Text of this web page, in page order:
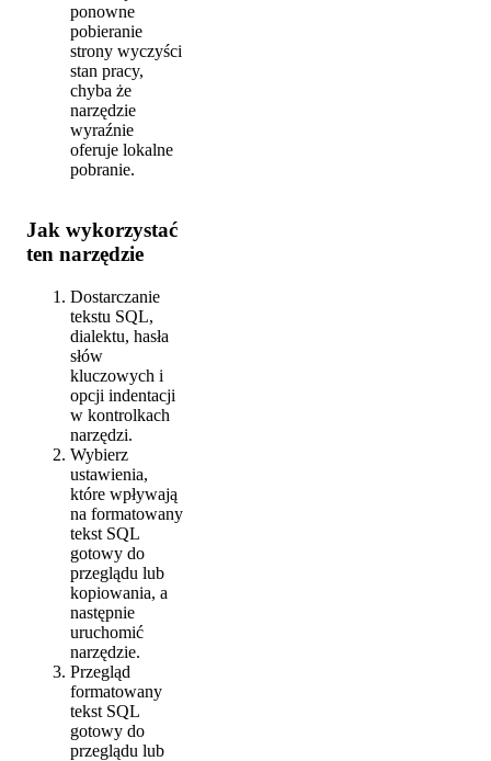
ponowne
pobieranie
strony wyczyści
stan pracy,
chyba że
narzędzie
wyraźnie
oferuje lokalne
pobranie.
Jak wykorzystać
ten narzędzie
Dostarczanie
tekstu SQL,
dialektu, hasła
słów
kluczowych i
opcji indentacji
w kontrolkach
narzędzi.
Wybierz
ustawienia,
które wpływają
na formatowany
tekst SQL
gotowy do
przeglądu lub
kopiowania, a
następnie
uruchomić
narzędzie.
Przegląd
formatowany
tekst SQL
gotowy do
przeglądu lub